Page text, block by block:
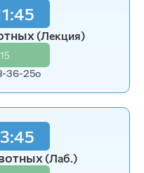
(Лаб.)
15
В-52-25o (2)
(Лаб.)
(Лекция)
36-25o
(Лаб.)